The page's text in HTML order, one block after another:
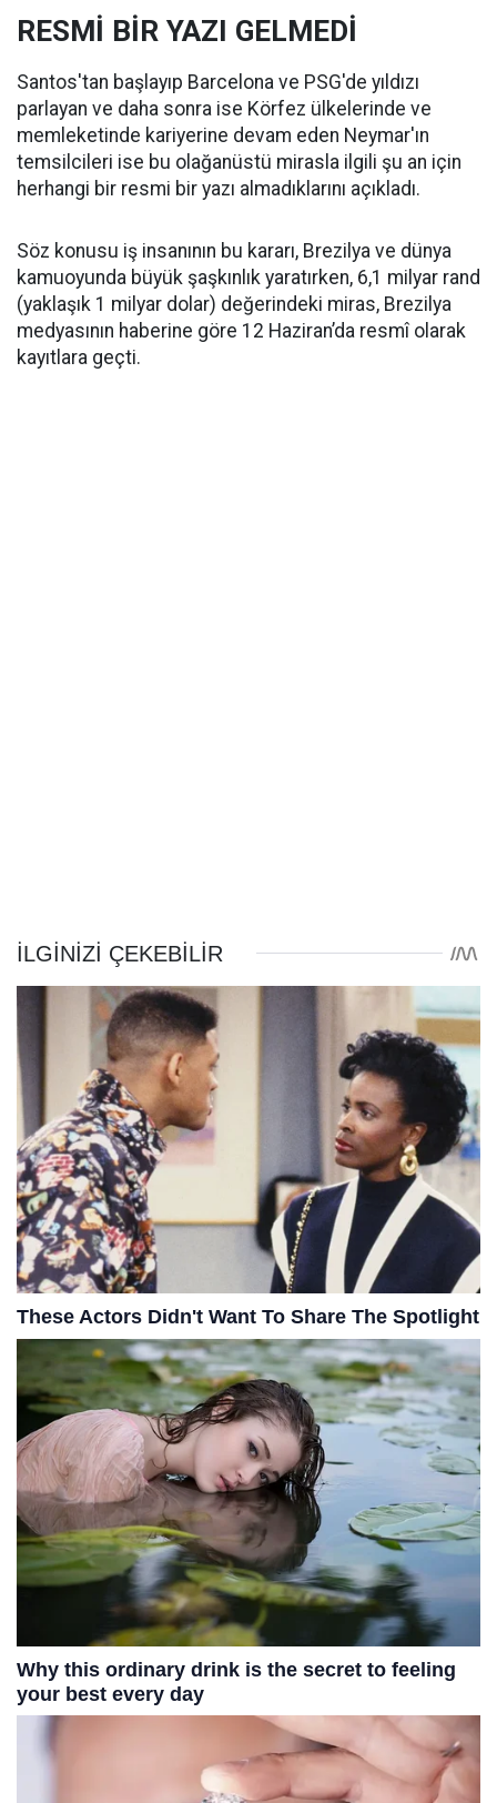
RESMİ BİR YAZI GELMEDİ
Santos'tan başlayıp Barcelona ve PSG'de yıldızı
parlayan ve daha sonra ise Körfez ülkelerinde ve
memleketinde kariyerine devam eden Neymar'ın
temsilcileri ise bu olağanüstü mirasla ilgili şu an için
herhangi bir resmi bir yazı almadıklarını açıkladı.
Söz konusu iş insanının bu kararı, Brezilya ve dünya
kamuoyunda büyük şaşkınlık yaratırken, 6,1 milyar rand
(yaklaşık 1 milyar dolar) değerindeki miras, Brezilya
medyasının haberine göre 12 Haziran’da resmî olarak
kayıtlara geçti.